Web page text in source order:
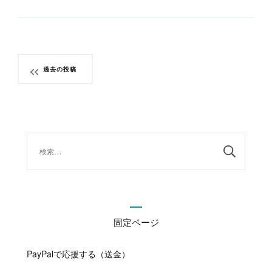
ー
ョ
過去の投稿
固定ページ
PayPalで応援する（送金）